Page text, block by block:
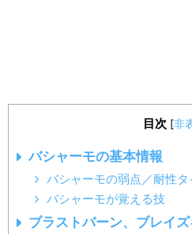
目次 [非
バシャーモの基本情報
バシャーモの弱点／耐性タ
バシャーモが覚える技
ブラストバーン、ブレイ